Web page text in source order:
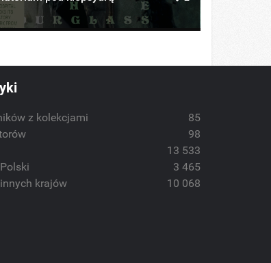
z kolekcjami
85
98
13 533
3 465
krajów
10 068